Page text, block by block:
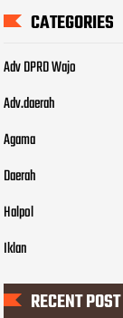
CATEGORIES
Adv DPRD Wajo
Adv.daerah
Agama
Daerah
Halpol
Iklan
RECENT POST